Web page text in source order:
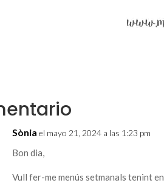
Sònia el mayo 21, 2024 a las 1:23 pm
Bon dia,
Vull fer-me menús setmanals tenint